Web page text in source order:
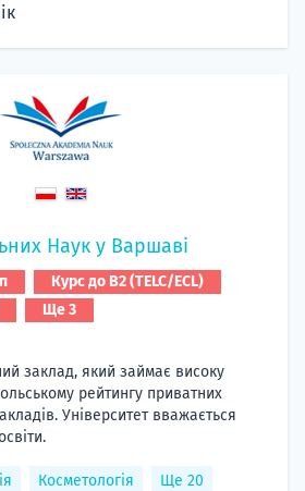
Наук у Варшаві
Курс до B2 (TELC/ECL)
Ще 3
заклад, який займає високу
рейтингу приватних
Університет вважається
Косметологія Ще 20